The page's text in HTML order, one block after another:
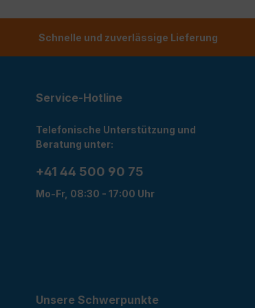
Schnelle und zuverlässige Lieferung
Service-Hotline
Telefonische Unterstützung und
Beratung unter:
+41 44 500 90 75
Mo-Fr, 08:30 - 17:00 Uhr
Unsere Schwerpunkte